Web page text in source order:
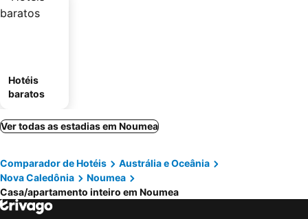
Hotéis
baratos
Ver todas as estadias em Noumea
Comparador de Hotéis
Austrália e Oceânia
Nova Caledônia
Noumea
Casa/apartamento inteiro em Noumea